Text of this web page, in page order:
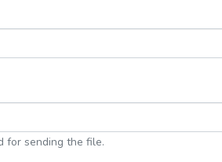
for sending the file.